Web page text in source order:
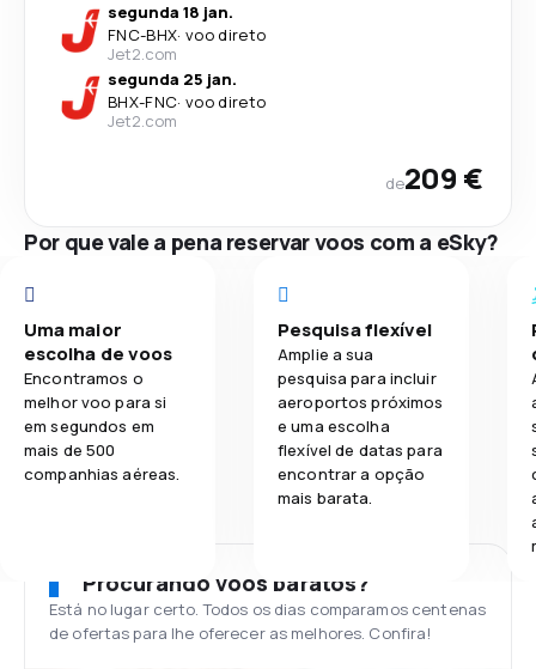
segunda 18 jan.
FNC-BHX· voo direto
Jet2.com
segunda 25 jan.
BHX-FNC· voo direto
Jet2.com
de209 €
Por que vale a pena reservar voos com a eSky?
Uma maior
escolha de voos
Encontramos o
melhor voo para si
em segundos em
mais de 500
companhias aéreas.
Pesquisa flexível
Amplie a sua
pesquisa para incluir
aeroportos próximos
e uma escolha
flexível de datas para
encontrar a opção
mais barata.
Procurando voos baratos?
Está no lugar certo. Todos os dias comparamos centenas
de ofertas para lhe oferecer as melhores. Confira!